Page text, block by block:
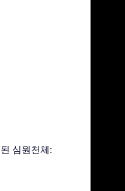
심원천체: